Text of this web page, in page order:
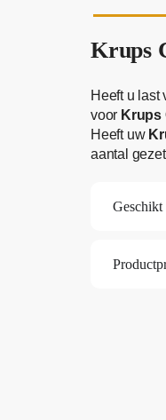
Krups
Heeft u last
voor Krups
Heeft uw
aantal
Geschikt